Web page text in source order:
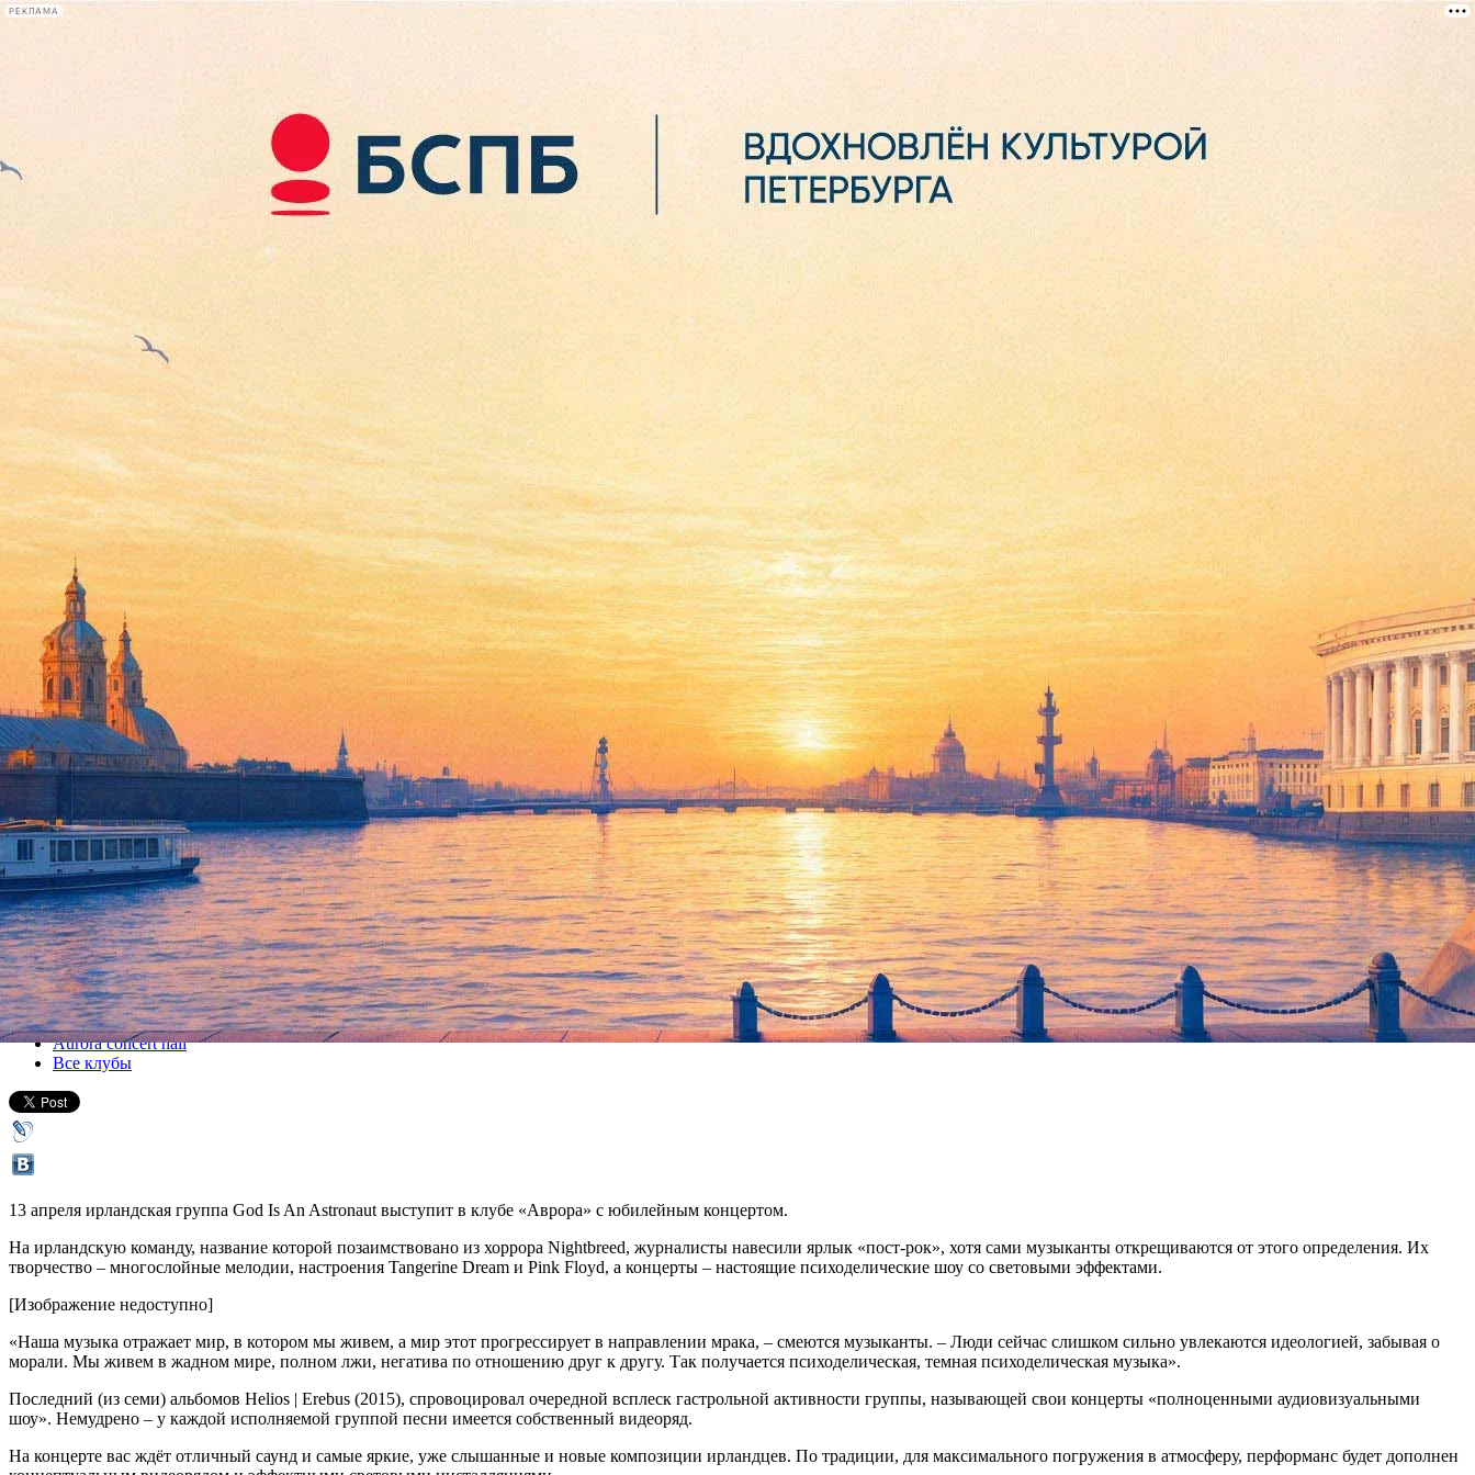
РЕКЛАМА
лекции
книги
Ирландцы God Is An Astronaut устроят шоу на своё пятнадцатилетие
13 апреля 2017, четверг,20.00
Версия для печати
Все концерты
Aurora concert hall
Все клубы
13 апреля ирландская группа God Is An Astronaut выступит в клубе «Аврора» с юбилейным концертом.
На ирландскую команду, название которой позаимствовано из хоррора Nightbreed, журналисты навесили ярлык «пост-рок», хотя сами музыканты открещиваются от этого определения. Их
творчество – многослойные мелодии, настроения Tangerine Dream и Pink Floyd, а концерты – настоящие психоделические шоу со световыми эффектами.
[Изображение недоступно]
«Наша музыка отражает мир, в котором мы живем, а мир этот прогрессирует в направлении мрака, – смеются музыканты. – Люди сейчас слишком сильно увлекаются идеологией, забывая о
морали. Мы живем в жадном мире, полном лжи, негатива по отношению друг к другу. Так получается психоделическая, темная психоделическая музыка».
Последний (из семи) альбомов Helios | Erebus (2015), спровоцировал очередной всплеск гастрольной активности группы, называющей свои концерты «полноценными аудиовизуальными
шоу». Немудрено – у каждой исполняемой группой песни имеется собственный видеоряд.
На концерте вас ждёт отличный саунд и самые яркие, уже слышанные и новые композиции ирландцев. По традиции, для максимального погружения в атмосферу, перформанс будет дополнен